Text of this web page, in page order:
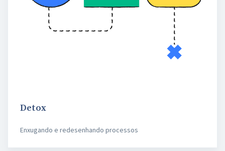
Detox
Enxugando e redesenhando processos